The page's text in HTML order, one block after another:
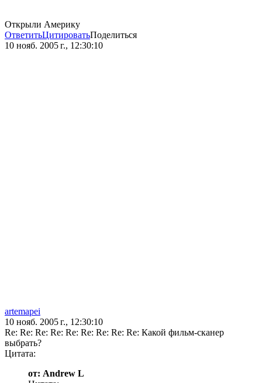
Открыли Америку
ОтветитьЦитироватьПоделиться
10 нояб. 2005 г., 12:30:10
artemapei
10 нояб. 2005 г., 12:30:10
Re: Re: Re: Re: Re: Re: Re: Re: Re: Какой фильм-сканер
выбрать?
Цитата:
от: Andrew L